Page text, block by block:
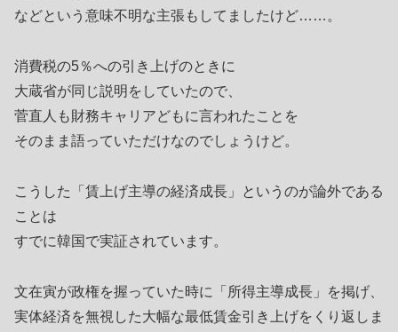
などという意味不明な主張もしてましたけど……。
消費税の5％への引き上げのときに
大蔵省が同じ説明をしていたので、
菅直人も財務キャリアどもに言われたことを
そのまま語っていただけなのでしょうけど。
こうした「賃上げ主導の経済成長」というのが論外である
ことは
すでに韓国で実証されています。
文在寅が政権を握っていた時に「所得主導成長」を掲げ、
実体経済を無視した大幅な最低賃金引き上げをくり返しま